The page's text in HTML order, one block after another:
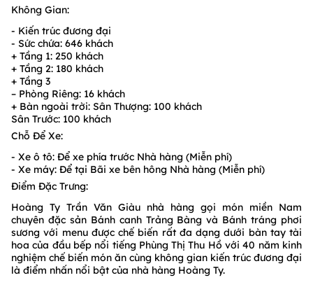
Không Gian:
- Kiến trúc đương đại
- Sức chứa: 646 khách
+ Tầng 1: 250 khách
+ Tầng 2: 180 khách
+ Tầng 3
– Phòng Riêng: 16 khách
+ Bàn ngoài trời: Sân Thượng: 100 khách
Sân Trước: 100 khách
Chỗ Để Xe:
- Xe ô tô: Để xe phía trước Nhà hàng (Miễn phí)
- Xe máy: Để tại Bãi xe bên hông Nhà hàng (Miễn phí)
Điểm Đặc Trưng:
Hoàng Ty Trần Văn Giàu nhà hàng gọi món miền Nam
chuyên đặc sản Bánh canh Trảng Bàng và Bánh tráng phơi
sương với menu được chế biến rất đa dạng dưới bàn tay tài
hoa của đầu bếp nổi tiếng Phùng Thị Thu Hồ với 40 năm kinh
nghiệm chế biến món ăn cùng không gian kiến trúc đương đại
là điểm nhấn nổi bật của nhà hàng Hoàng Ty.